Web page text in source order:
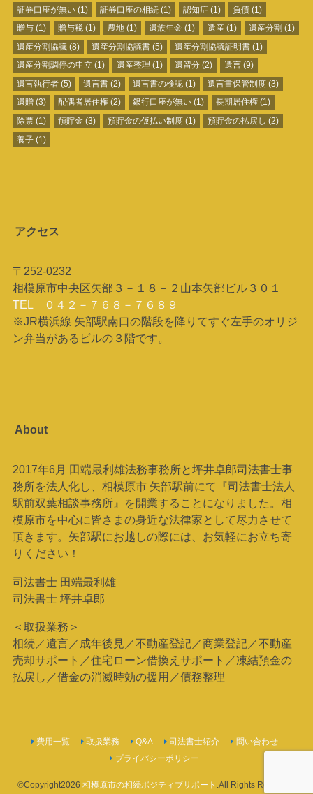
証券口座が無い(1) 証券口座の相続 (1) 認知症 (1) 負債 (1)
贈与(1) 贈与税 (1) 農地 (1) 遺族年金 (1) 遺産(1) 遺産分割 (1)
遺産分割協議 (8) 遺産分割協議書 (5) 遺産分割協議証明書 (1)
遺産分割調停の申立 (1) 遺産整理 (1) 遺留分 (2) 遺言 (9)
遺言執行者(5) 遺言書 (2) 遺言書の検認 (1) 遺言書保管制度 (3)
遺贈(3) 配偶者居住権 (2) 銀行口座が無い (1) 長期居住権 (1)
除票(1) 預貯金 (3) 預貯金の仮払い制度 (1) 預貯金の払戻し (2)
養子(1)
アクセス
〒252-0232
相模原市中央区矢部３－１８－２山本矢部ビル３０１
TEL ０４２－７６８－７６８９
※JR横浜線 矢部駅南口の階段を降りてすぐ左手のオリジ
ン弁当があるビルの３階です。
About
2017年6月 田端最利雄法務事務所と坪井卓郎司法書士事
務所を法人化し、相模原市 矢部駅前にて『司法書士法人
駅前双葉相談事務所』を開業することになりました。相
模原市を中心に皆さまの身近な法律家として尽力させて
頂きます。矢部駅にお越しの際には、お気軽にお立ち寄
りください！
司法書士 田端最利雄
司法書士 坪井卓郎
＜取扱業務＞
相続／遺言／成年後見／不動産登記／商業登記／不動産
売却サポート／住宅ローン借換えサポート／凍結預金の
払戻し／借金の消滅時効の援用／債務整理
費用一覧 取扱業務 Q&A 司法書士紹介
問い合わせ
プライバシーポリシー
©Copyright2026 相模原市の相続ポジティブサポート .All Rights Reserved.